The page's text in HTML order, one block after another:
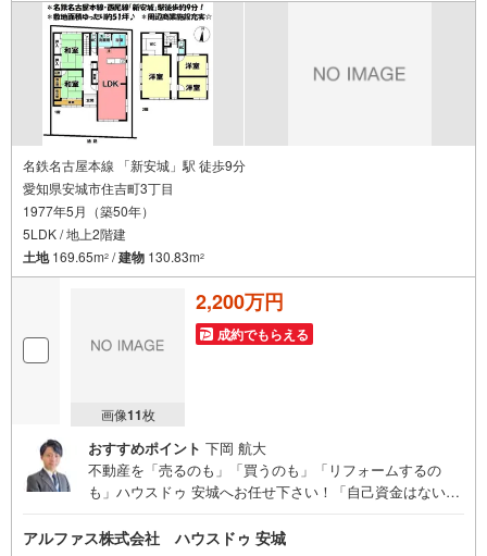
名鉄名古屋本線 「新安城」駅 徒歩9分
愛知県安城市住吉町3丁目
1977年5月（築50年）
5LDK / 地上2階建
土地169.65m2 /建物 130.83m2
画像11枚
2,200万円
成約でもらえる
おすすめポイント 下岡 航大
不動産を「売るのも」「買うのも」「リフォームするの
も」ハウスドゥ 安城へお任せ下さい！「自己資金はないけ
談ください！物件の内覧以外でも、住宅ローンの相談や、
アルファス株式会社 ハウスドゥ 安城